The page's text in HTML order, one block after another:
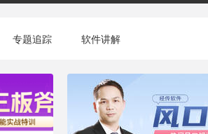
专题追踪 软件讲解